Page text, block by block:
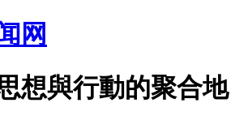
网
想與行動的聚合地